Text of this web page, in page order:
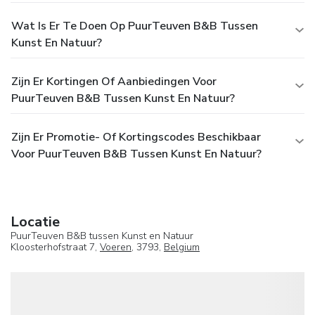
Wat Is Er Te Doen Op PuurTeuven B&B Tussen
Kunst En Natuur?
Zijn Er Kortingen Of Aanbiedingen Voor
PuurTeuven B&B Tussen Kunst En Natuur?
Zijn Er Promotie- Of Kortingscodes Beschikbaar
Voor PuurTeuven B&B Tussen Kunst En Natuur?
Locatie
PuurTeuven B&B tussen Kunst en Natuur
Kloosterhofstraat 7, Voeren, 3793, Belgium